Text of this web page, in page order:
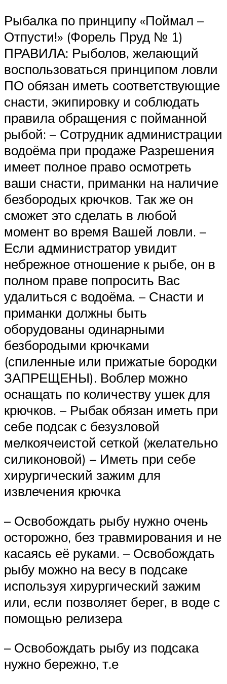
Рыбалка по принципу «Поймал –
Отпусти!» (Форель Пруд № 1)
ПРАВИЛА: Рыболов, желающий
воспользоваться принципом ловли
ПО обязан иметь соответствующие
снасти, экипировку и соблюдать
правила обращения с пойманной
рыбой: – Сотрудник администрации
водоёма при продаже Разрешения
имеет полное право осмотреть
ваши снасти, приманки на наличие
безбородых крючков. Так же он
сможет это сделать в любой
момент во время Вашей ловли. –
Если администратор увидит
небрежное отношение к рыбе, он в
полном праве попросить Вас
удалиться с водоёма. – Снасти и
приманки должны быть
оборудованы одинарными
безбородыми крючками
(спиленные или прижатые бородки
ЗАПРЕЩЕНЫ). Воблер можно
оснащать по количеству ушек для
крючков. – Рыбак обязан иметь при
себе подсак с безузловой
мелкоячеистой сеткой (желательно
силиконовой) – Иметь при себе
хирургический зажим для
извлечения крючка
– Освобождать рыбу нужно очень
осторожно, без травмирования и не
касаясь её руками. – Освобождать
рыбу можно на весу в подсаке
используя хирургический зажим
или, если позволяет берег, в воде с
помощью релизера
– Освобождать рыбу из подсака
нужно бережно, т.е